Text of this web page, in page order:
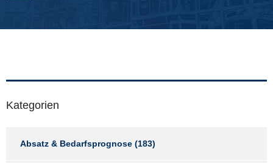
Kategorien
Absatz & Bedarfsprognose (183)